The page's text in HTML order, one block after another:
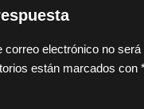
correo electrónico no será
están marcados con